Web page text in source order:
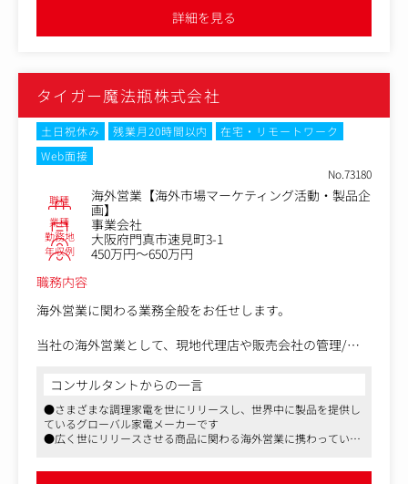
入社直後は、先輩社員のサポートをしながら徐々に業務を
広くご担当いただくため、社内外のプロジェクト関係者・
顧客との良好なコミュニケーションや関係構築力も求めら
れます。
・新規顧客：接触アポ～提案～契約(仕様決め)～プロジェ
・既存顧客：解約防止フォロー 追加ニーズの深耕、リバ
ランス提案
・スポット：バーチャル株主総会、オンライン決算説明会
の提案～契約(仕様決め)～実施
ラットフォーム型の商談リード
〈ポジションの魅力〉
このポジションでは、上場企業の役員・CxOクラスの経営
層と直接折衝する機会があり、ビジネスの最前線で活躍で
売って終わりの営業ではなく、ご導入後のサポートまで幅
広く担当するため、社内外のプロジェクト関係者・顧客と
の良好なコミュニケーションや
関係構築力も求められることから仕事の難易度は高いもの
詳細を見る
タイガー魔法瓶株式会社
土日祝休み 残業月20時間以内
在宅・リモートワーク
Web面接
No.73180
職種
海外営業【海外市場マーケティング活動・製品企
画】
業種 事業会社
勤務地 大阪府門真市速見町3-1
年収例
450万円～650万円
職務内容
海外営業に関わる業務全般をお任せします。
当社の海外営業として、現地代理店や販売会社の管理/戦
外シェア拡大に向けた業務を担当いただきます。
・代理店・販売会社管理・営業活動
・海外市場のマーケテイング活動
・新規顧客開拓
コンサルタントからの一言
●さまざまな調理家電を世にリリースし、世界中に製品を提供し
ているグローバル家電メーカーです
●広く世にリリースさせる商品に関わる海外営業に携わっていた